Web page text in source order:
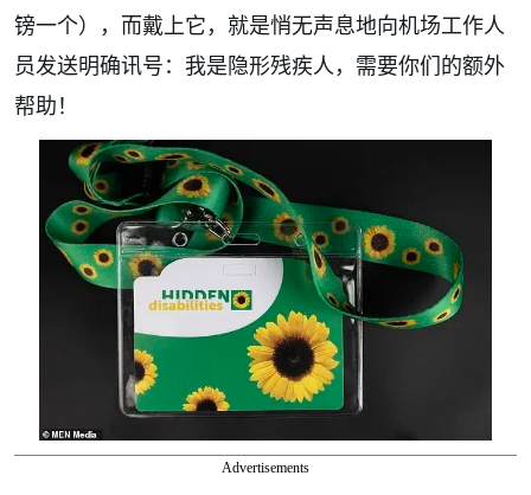
镑一个），而戴上它，就是悄无声息地向机场工作人
员发送明确讯号：我是隐形残疾人，需要你们的额外
帮助！
Advertisements